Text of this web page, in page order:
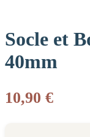
Socle et
40mm
10,90 €